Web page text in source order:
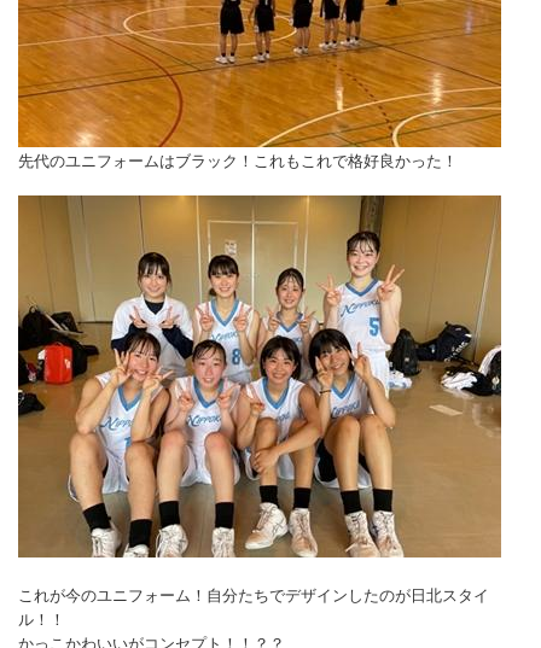
先代のユニフォームはブラック！これもこれで格好良かった！
これが今のユニフォーム！自分たちでデザインしたのが日北スタイ
ル！！
かっこかわいいがコンセプト！！？？